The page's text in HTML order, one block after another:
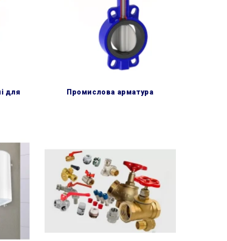
промислова арматура